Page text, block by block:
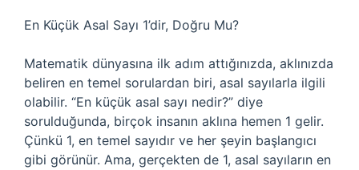
En Küçük Asal Sayı 1’dir, Doğru Mu?
Matematik dünyasına ilk adım attığınızda, aklınızda
beliren en temel sorulardan biri, asal sayılarla ilgili
olabilir. “En küçük asal sayı nedir?” diye
sorulduğunda, birçok insanın aklına hemen 1 gelir.
Çünkü 1, en temel sayıdır ve her şeyin başlangıcı
gibi görünür. Ama, gerçekten de 1, asal sayıların en